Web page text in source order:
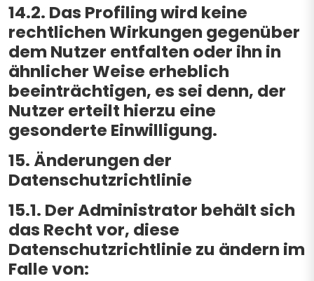
14.2. Das Profiling wird keine
rechtlichen Wirkungen gegenüber
dem Nutzer entfalten oder ihn in
ähnlicher Weise erheblich
beeinträchtigen, es sei denn, der
Nutzer erteilt hierzu eine
gesonderte Einwilligung.
15. Änderungen der
Datenschutzrichtlinie
15.1. Der Administrator behält sich
das Recht vor, diese
Datenschutzrichtlinie zu ändern im
Falle von: